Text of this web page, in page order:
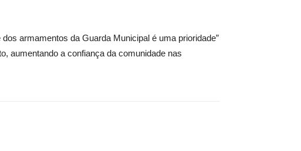
armamentos da Guarda Municipal é uma prioridade”
aumentando a confiança da comunidade nas